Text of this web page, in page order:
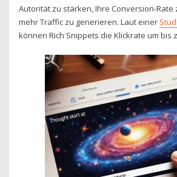
Autorität zu stärken, Ihre Conversion-
mehr Traffic zu generieren. Laut einer
können Rich Snippets die Klickrate um bis